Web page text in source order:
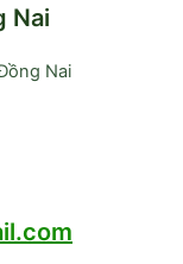
Nai
Nai